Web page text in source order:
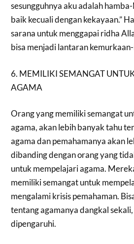
sesungguhnya aku adalah
baik kecuali dengan kekayaan.”
sarana untuk menggapai ridha
bisa menjadi lantaran
6. MEMILIKI SEMANGAT
AGAMA
Orang yang memiliki semangat
agama, akan lebih banyak tahu
agama dan pemahamanya akan
dibanding dengan orang yang
untuk mempelajari agama.
memiliki semangat untuk
mengalami krisis pemahaman.
tentang agamanya dangkal
dipengaruhi.